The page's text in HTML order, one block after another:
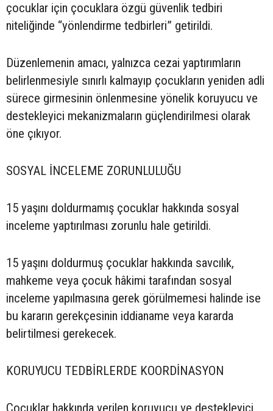
çocuklar için çocuklara özgü güvenlik tedbiri
niteliğinde “yönlendirme tedbirleri” getirildi.
Düzenlemenin amacı, yalnızca cezai yaptırımların
belirlenmesiyle sınırlı kalmayıp çocukların yeniden adli
sürece girmesinin önlenmesine yönelik koruyucu ve
destekleyici mekanizmaların güçlendirilmesi olarak
öne çıkıyor.
SOSYAL İNCELEME ZORUNLULUĞU
15 yaşını doldurmamış çocuklar hakkında sosyal
inceleme yaptırılması zorunlu hale getirildi.
15 yaşını doldurmuş çocuklar hakkında savcılık,
mahkeme veya çocuk hâkimi tarafından sosyal
inceleme yapılmasına gerek görülmemesi halinde ise
bu kararın gerekçesinin iddianame veya kararda
belirtilmesi gerekecek.
KORUYUCU TEDBİRLERDE KOORDİNASYON